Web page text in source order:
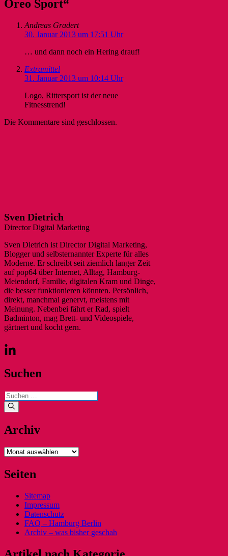
Oreo Sport“
Andreas Gradert
30. Januar 2013 um 17:51 Uhr
… und dann noch ein Hering drauf!
Extramittel
31. Januar 2013 um 10:14 Uhr
Logo, Rittersport ist der neue
Fitnesstrend!
Die Kommentare sind geschlossen.
Sven Dietrich
Director Digital Marketing
Sven Dietrich ist Director Digital Marketing,
Blogger und selbsternannter Experte für alles
Moderne. Er schreibt seit ziemlich langer Zeit
auf pop64 über Internet, Alltag, Hamburg-
Meiendorf, Familie, digitalen Kram und Dinge,
die besser funktionieren könnten. Persönlich,
direkt, manchmal genervt, meistens mit
Meinung. Nebenbei fährt er Rad, spielt
Badminton, mag Brett- und Videospiele,
gärtnert und kocht gern.
Suchen
Suchen
nach:
Archiv
Archiv
Seiten
Sitemap
Impressum
Datenschutz
FAQ – Hamburg Berlin
Archiv – was bisher geschah